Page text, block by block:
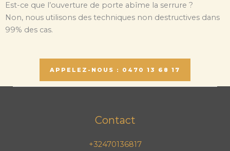
Est-ce que l’ouverture de porte abîme la serrure ?
Non, nous utilisons des techniques non destructives dans
99% des cas.
APPELEZ-NOUS : 0470 13 68 17
Contact
+32470136817